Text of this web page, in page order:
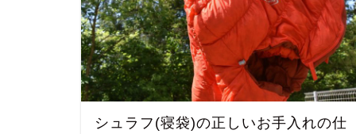
シュラフ(寝袋)の正しいお手入れの仕